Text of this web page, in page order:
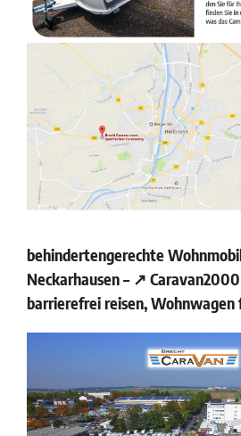
behindertengerechte
Neckarhausen – ↗️
barrierefrei reisen,